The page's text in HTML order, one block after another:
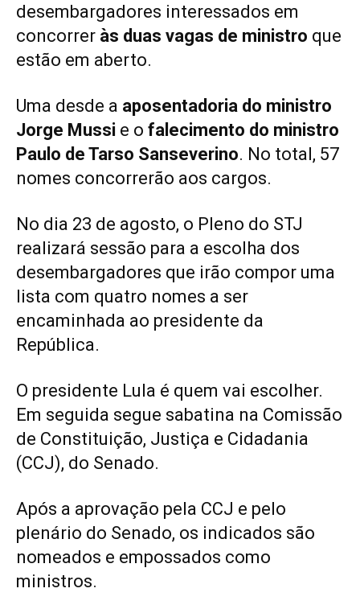
desembargadores interessados em
concorrer às duas vagas de ministro que
estão em aberto.
Uma desde a aposentadoria do ministro
Jorge Mussi e o falecimento do ministro
Paulo de Tarso Sanseverino. No total, 57
nomes concorrerão aos cargos.
No dia 23 de agosto, o Pleno do STJ
realizará sessão para a escolha dos
desembargadores que irão compor uma
lista com quatro nomes a ser
encaminhada ao presidente da
República.
O presidente Lula é quem vai escolher.
Em seguida segue sabatina na Comissão
de Constituição, Justiça e Cidadania
(CCJ), do Senado.
Após a aprovação pela CCJ e pelo
plenário do Senado, os indicados são
nomeados e empossados como
ministros.